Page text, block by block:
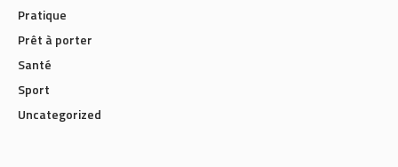
Pratique
Prêt à porter
Santé
Sport
Uncategorized